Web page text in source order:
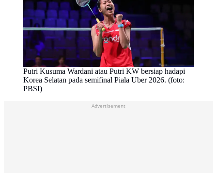
Putri Kusuma Wardani atau Putri KW bersiap hadapi
Korea Selatan pada semifinal Piala Uber 2026. (foto:
PBSI)
Advertisement